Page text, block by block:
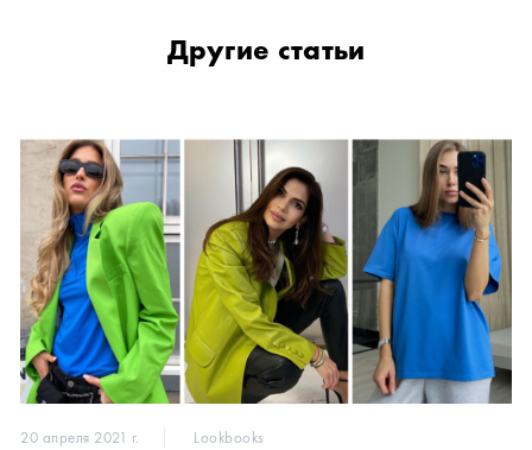
Другие статьи
20 апреля 2021 г. Lookbooks